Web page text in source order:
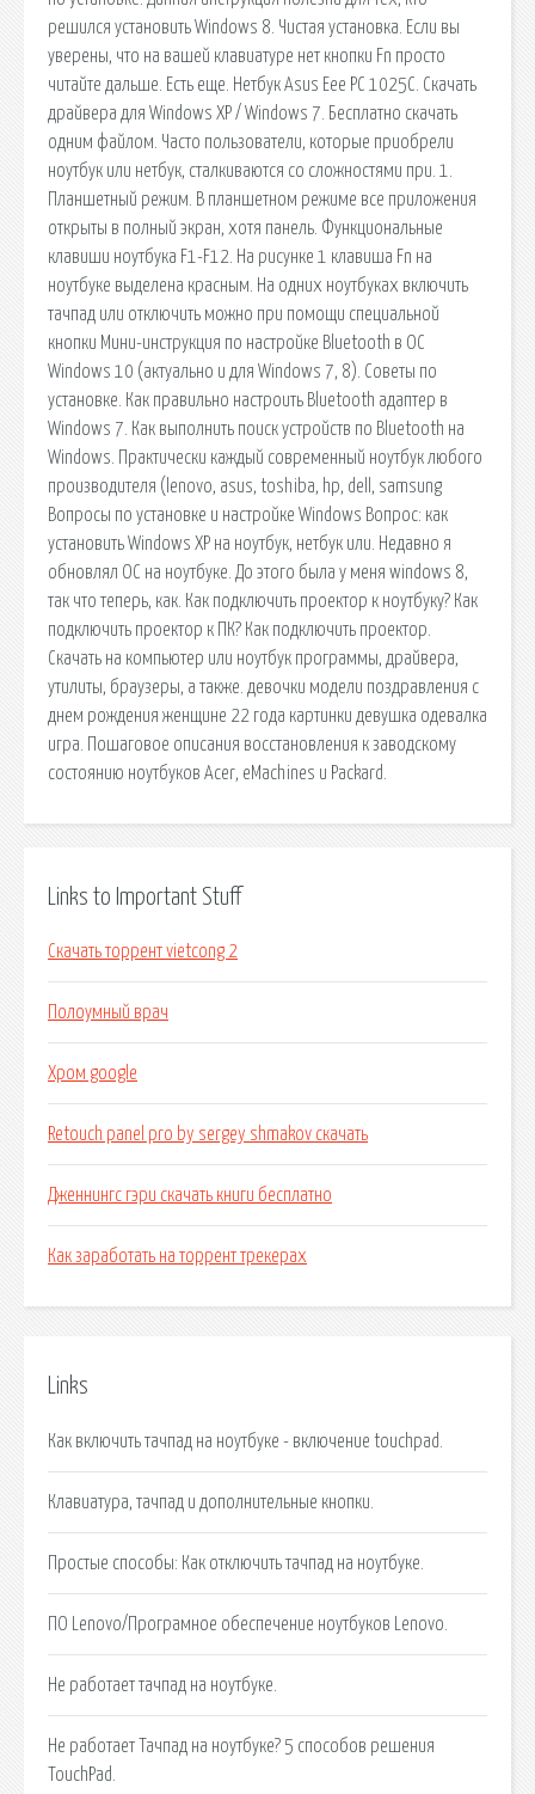
решился установить Windows 8. Чистая установка. Если вы
уверены, что на вашей клавиатуре нет кнопки Fn просто
читайте дальше. Есть еще. Нетбук Asus Eee PC 1025C. Скачать
драйвера для Windows XP / Windows 7. Бесплатно скачать
одним файлом. Часто пользователи, которые приобрели
ноутбук или нетбук, сталкиваются со сложностями при. 1.
Планшетный режим. В планшетном режиме все приложения
открыты в полный экран, хотя панель. Функциональные
клавиши ноутбука F1-F12. На рисунке 1 клавиша Fn на
ноутбуке выделена красным. На одних ноутбуках включить
тачпад или отключить можно при помощи специальной
кнопки Мини-инструкция по настройке Bluetooth в ОС
Windows 10 (актуально и для Windows 7, 8). Советы по
установке. Как правильно настроить Bluetooth адаптер в
Windows 7. Как выполнить поиск устройств по Bluetooth на
Windows. Практически каждый современный ноутбук любого
производителя (lenovo, asus, toshiba, hp, dell, samsung
Вопросы по установке и настройке Windows Вопрос: как
установить Windows XP на ноутбук, нетбук или. Недавно я
обновлял ОС на ноутбуке. До этого была у меня windows 8,
так что теперь, как. Как подключить проектор к ноутбуку? Как
подключить проектор к ПК? Как подключить проектор.
Скачать на компьютер или ноутбук программы, драйвера,
утилиты, браузеры, а также. девочки модели поздравления с
днем рождения женщине 22 года картинки девушка одевалка
игра. Пошаговое описания восстановления к заводскому
состоянию ноутбуков Acer, eMachines и Packard.
Links to Important Stuff
Скачать торрент vietcong 2
Полоумный врач
Хром google
Retouch panel pro by sergey shmakov скачать
Дженнингс гэри скачать книги бесплатно
Как заработать на торрент трекерах
Links
Как включить тачпад на ноутбуке - включение touchpad.
Клавиатура, тачпад и дополнительные кнопки.
Простые способы: Как отключить тачпад на ноутбуке.
ПО Lenovo/Програмное обеспечение ноутбуков Lenovo.
Не работает тачпад на ноутбуке.
Не работает Тачпад на ноутбуке? 5 способов решения
TouchPad.